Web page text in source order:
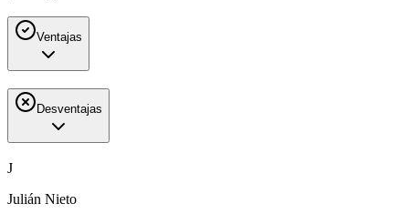
Ventajas
Desventajas
J
Julián Nieto